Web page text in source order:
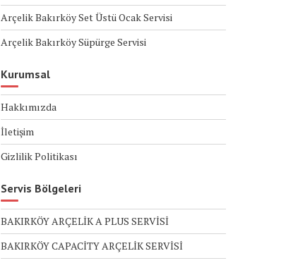
Arçelik Bakırköy Set Üstü Ocak Servisi
Arçelik Bakırköy Süpürge Servisi
Kurumsal
Hakkımızda
İletişim
Gizlilik Politikası
Servis Bölgeleri
BAKIRKÖY ARÇELİK A PLUS SERVİSİ
BAKIRKÖY CAPACİTY ARÇELİK SERVİSİ